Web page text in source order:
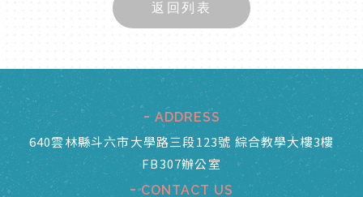
返回列表
ADDRESS
640雲林縣斗六市大學路三段123號 綜合教學大樓3樓
FB307辦公室
CONTACT US